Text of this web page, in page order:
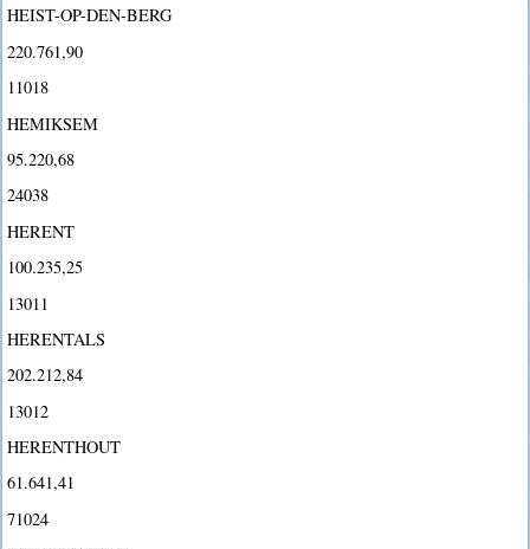
HEIST-OP-DEN-BERG
220.761,90
11018
HEMIKSEM
95.220,68
24038
HERENT
100.235,25
13011
HERENTALS
202.212,84
13012
HERENTHOUT
61.641,41
71024